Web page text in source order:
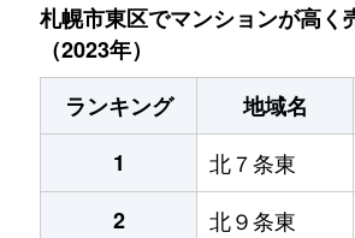
札幌市東区でマンションが高く
（2023年）
ランキング
地域名
1
北７条東
2
北９条東